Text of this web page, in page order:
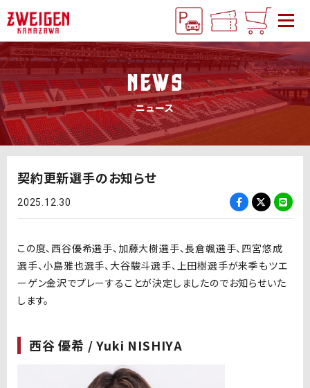
NEWS
ニュース
契約更新選手のお知らせ
2025.12.30
この度、西谷優希選手、加藤大樹選手、長倉颯選手、四宮悠成
選手、小島雅也選手、大谷駿斗選手、上田樹選手が来季もツエ
ーゲン金沢でプレーすることが決定しましたのでお知らせいた
します。
西谷 優希 / Yuki NISHIYA